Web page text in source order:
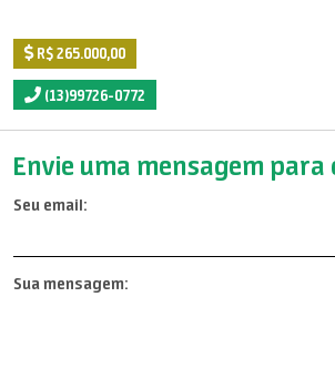
R$ 265.000,00
(13)99726-0772
Envie uma mensagem para
Seu email:
Sua mensagem: